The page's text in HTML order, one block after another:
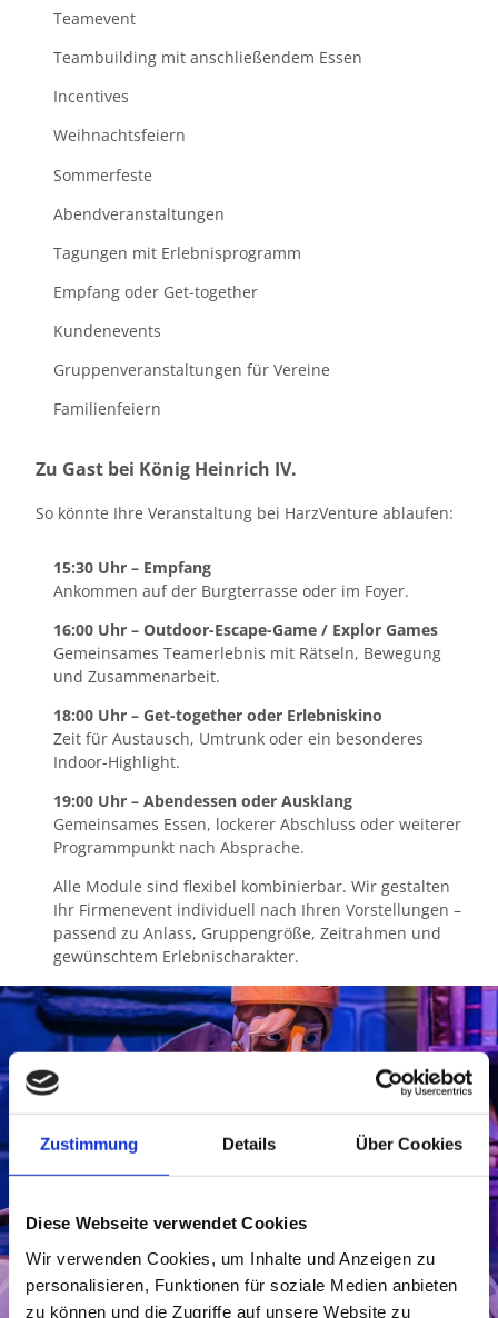
Zustimmung Details Über Cookies
Diese Webseite verwendet Cookies
Wir verwenden Cookies, um Inhalte und Anzeigen zu
personalisieren, Funktionen für soziale Medien anbieten
zu können und die Zugriffe auf unsere Website zu
Teamevent
Teambuilding mit anschließendem Essen
Incentives
Weihnachtsfeiern
Sommerfeste
Abendveranstaltungen
Tagungen mit Erlebnisprogramm
Empfang oder Get-together
Kundenevents
Gruppenveranstaltungen für Vereine
Familienfeiern
Zu Gast bei König Heinrich IV.
So könnte Ihre Veranstaltung bei HarzVenture ablaufen:
15:30 Uhr – Empfang
Ankommen auf der Burgterrasse oder im Foyer.
16:00 Uhr – Outdoor-Escape-Game / Explor Games
Gemeinsames Teamerlebnis mit Rätseln, Bewegung
und Zusammenarbeit.
18:00 Uhr – Get-together oder Erlebniskino
Zeit für Austausch, Umtrunk oder ein besonderes
Indoor-Highlight.
19:00 Uhr – Abendessen oder Ausklang
Gemeinsames Essen, lockerer Abschluss oder weiterer
Programmpunkt nach Absprache.
Alle Module sind flexibel kombinierbar. Wir gestalten
Ihr Firmenevent individuell nach Ihren Vorstellungen –
passend zu Anlass, Gruppengröße, Zeitrahmen und
gewünschtem Erlebnischarakter.